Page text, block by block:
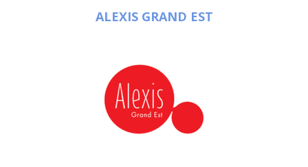
ALEXIS GRAND EST